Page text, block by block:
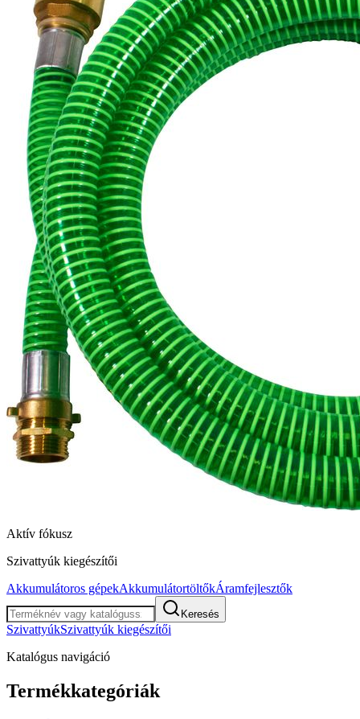
Aktív fókusz
Szivattyúk kiegészítői
Akkumulátoros gépekAkkumulátortöltőkÁramfejlesztők
Keresés
SzivattyúkSzivattyúk kiegészítői
Katalógus navigáció
Termékkategóriák